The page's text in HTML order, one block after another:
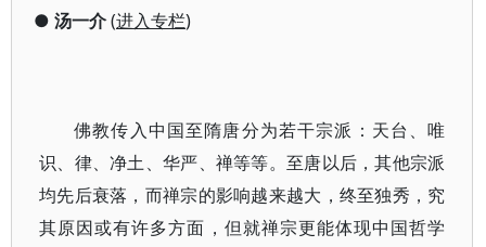
● 汤一介(进入专栏)
佛教传入中国至隋唐分为若干宗派：天台、唯
识、律、净土、华严、禅等等。至唐以后，其他宗派
均先后衰落，而禅宗的影响越来越大，终至独秀，究
其原因或有许多方面，但就禅宗更能体现中国哲学